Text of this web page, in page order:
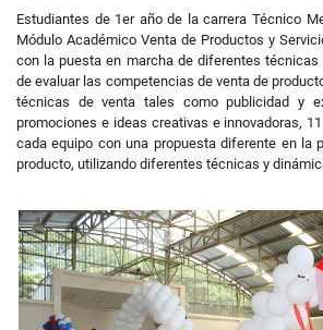
Estudiantes de 1er año de la carrera Técnico
Módulo Académico Venta de Productos y
con la puesta en marcha de diferentes
de evaluar las competencias de venta de
técnicas de venta tales como publicidad y
promociones e ideas creativas e innovadoras,
cada equipo con una propuesta diferente en la
producto, utilizando diferentes técnicas y